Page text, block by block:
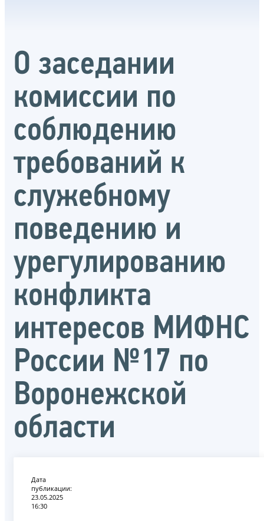
О заседании
комиссии по
соблюдению
требований к
служебному
поведению и
урегулированию
конфликта
интересов МИФНС
России №17 по
Воронежской
области
Дата
публикации:
23.05.2025
16:30